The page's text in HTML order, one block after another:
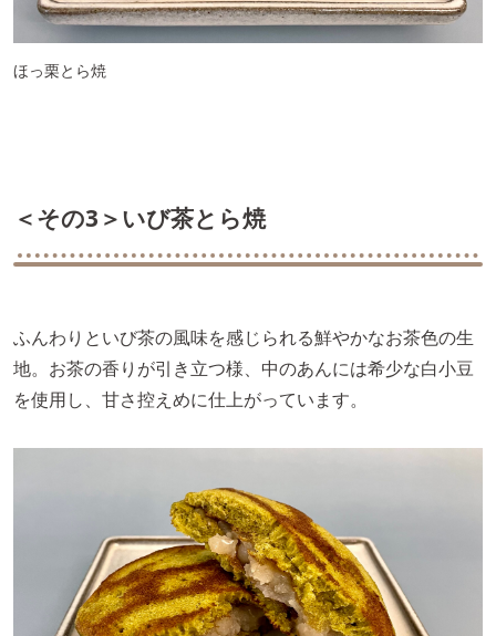
ほっ栗とら焼
＜その3＞いび茶とら焼
ふんわりといび茶の風味を感じられる鮮やかなお茶色の生
地。お茶の香りが引き立つ様、中のあんには希少な白小豆
を使用し、甘さ控えめに仕上がっています。